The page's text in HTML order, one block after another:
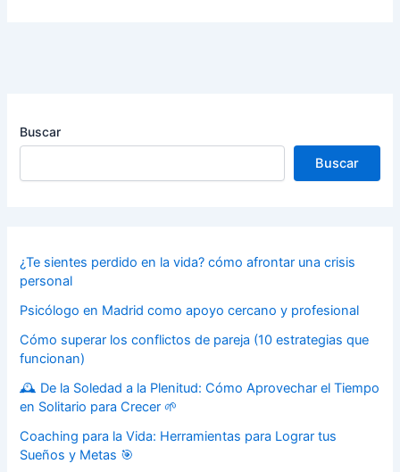
Buscar
Buscar
¿Te sientes perdido en la vida? cómo afrontar una crisis
personal
Psicólogo en Madrid como apoyo cercano y profesional
Cómo superar los conflictos de pareja (10 estrategias que
funcionan)
🕰️ De la Soledad a la Plenitud: Cómo Aprovechar el Tiempo
en Solitario para Crecer 🌱
Coaching para la Vida: Herramientas para Lograr tus
Sueños y Metas 🎯